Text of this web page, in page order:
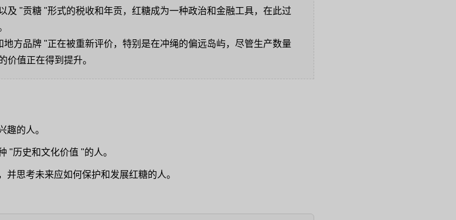
及 "贡糖 "形式的税收和年贡，红糖成为一种政治和金融工具，在此过
方品牌 "正在被重新评价，特别是在冲绳的偏远岛屿，尽管生产数量
价值正在得到提升。
趣的人。
"历史和文化价值 "的人。
思考未来应如何保护和发展红糖的人。